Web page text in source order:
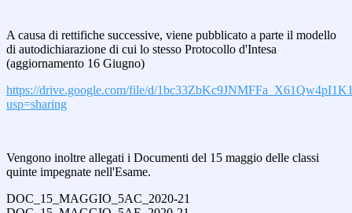
A causa di rettifiche successive, viene pubblicato a parte il modello
di autodichiarazione di cui lo stesso Protocollo d'Intesa
(aggiornamento 16 Giugno)
https://drive.google.com/file/d/
usp=sharing
Vengono inoltre allegati i Documenti del 15 maggio delle classi
quinte impegnate nell'Esame.
DOC_15_MAGGIO_5AC_2020-21